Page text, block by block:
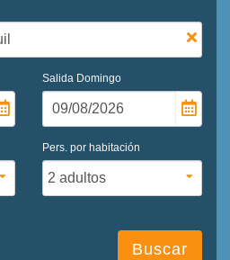
Salida Domingo
Pers. por habitación
Buscar